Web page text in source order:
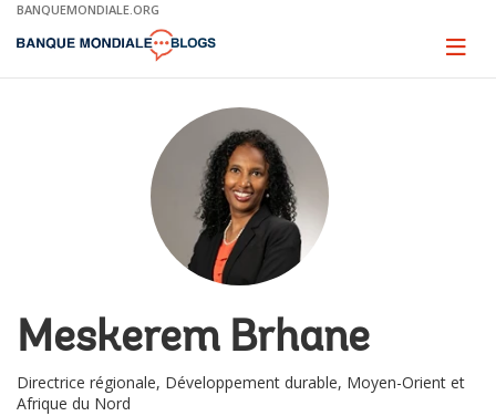
Skip
Main
BANQUEMONDIALE.ORG
Page
Meskerem Brhane
Directrice régionale, Développement durable, Moyen-Orient et
Afrique du Nord